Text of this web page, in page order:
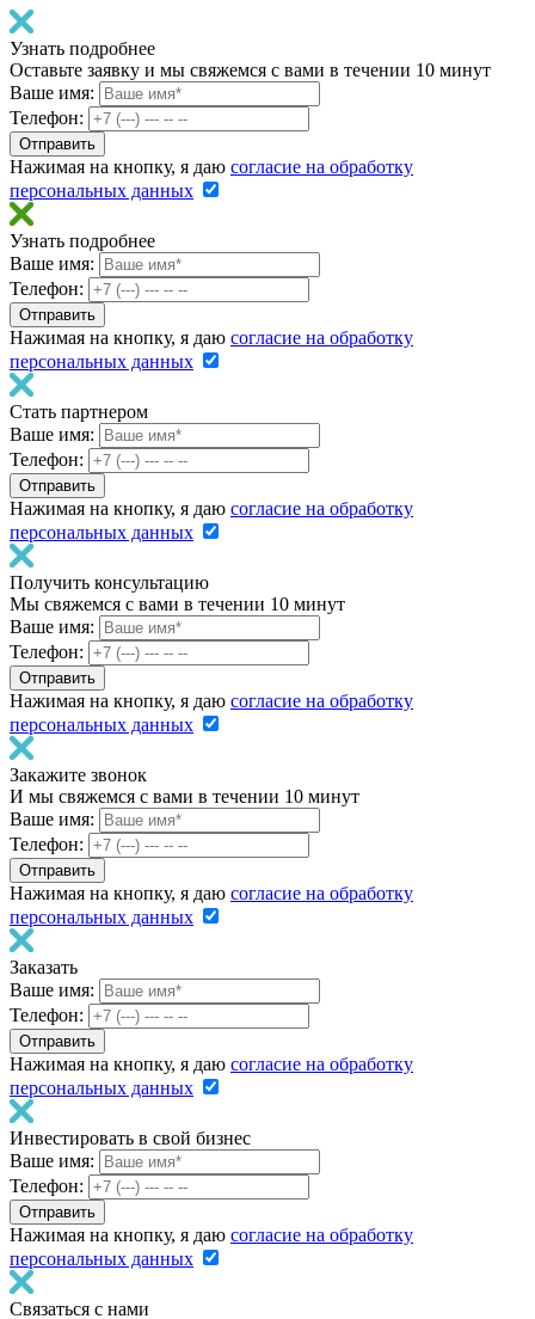
Узнать подробнее
Оставьте заявку и мы свяжемся с вами в течении 10 минут
Ваше имя:
Телефон:
Нажимая на кнопку, я даю согласие на обработку
персональных данных
Узнать подробнее
Ваше имя:
Телефон:
Нажимая на кнопку, я даю согласие на обработку
персональных данных
Стать партнером
Ваше имя:
Телефон:
Нажимая на кнопку, я даю согласие на обработку
персональных данных
Получить консультацию
Мы свяжемся с вами в течении 10 минут
Ваше имя:
Телефон:
Нажимая на кнопку, я даю согласие на обработку
персональных данных
Закажите звонок
И мы свяжемся с вами в течении 10 минут
Ваше имя:
Телефон:
Нажимая на кнопку, я даю согласие на обработку
персональных данных
Заказать
Ваше имя:
Телефон:
Нажимая на кнопку, я даю согласие на обработку
персональных данных
Инвестировать в свой бизнес
Ваше имя:
Телефон:
Нажимая на кнопку, я даю согласие на обработку
персональных данных
Связаться с нами